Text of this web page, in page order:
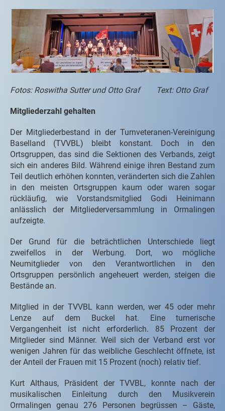
Fotos: Roswitha Sutter und Otto Graf Text: Otto Graf
Mitgliederzahl gehalten
Der Mitgliederbestand in der Turnveteranen-Vereinigung
Baselland (TVVBL) bleibt konstant. Doch in den
Ortsgruppen, das sind die Sektionen des Verbands, zeigt
sich ein anderes Bild. Während einige ihren Bestand zum
Teil deutlich erhöhen konnten, veränderten sich die Zahlen
in den meisten Ortsgruppen kaum oder waren sogar
rückläufig, wie Vorstandsmitglied Godi Heinimann
anlässlich der Mitgliederversammlung in Ormalingen
aufzeigte.
Der Grund für die beträchtlichen Unterschiede liegt
zweifellos in der Werbung. Dort, wo mögliche
Neumitglieder von den Verantwortlichen in den
Ortsgruppen persönlich angeheuert werden, steigen die
Bestände an.
Mitglied in der TVVBL kann werden, wer 45 oder mehr
Lenze auf dem Buckel hat. Eine turnerische
Vergangenheit ist nicht erforderlich. 85 Prozent der
Mitglieder sind Männer. Weil sich der Verband erst vor
wenigen Jahren für das weibliche Geschlecht öffnete, ist
der Anteil der Frauen mit 15 Prozent (noch) relativ tief.
Kurt Althaus, Präsident der TVVBL, konnte nach der
musikalischen Einleitung durch den Musikverein
Ormalingen genau 276 Personen begrüssen – Gäste,